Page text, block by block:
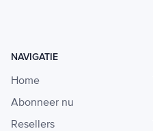
NAVIGATIE
Home
Abonneer nu
Resellers